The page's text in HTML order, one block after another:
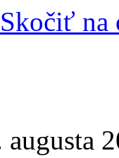
na
augusta